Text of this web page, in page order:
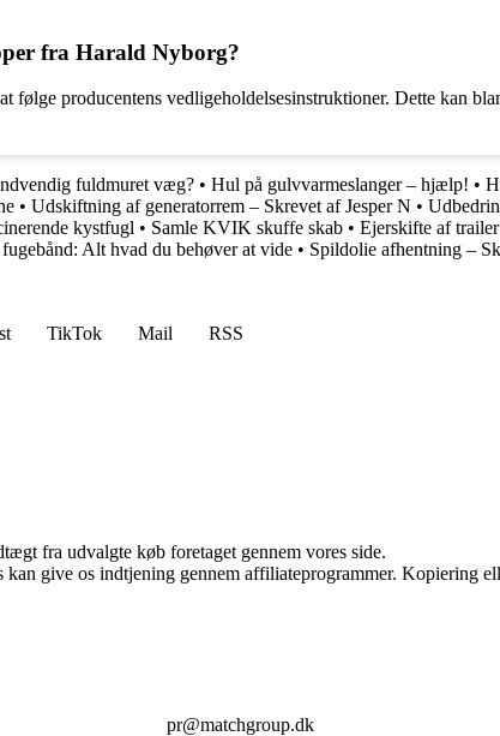
fra Harald Nyborg?
producentens vedligeholdelsesinstruktioner. Dette kan
fuldmuret væg? • Hul på gulvvarmeslanger – hjælp! •
• Udskiftning af generatorrem – Skrevet af Jesper N •
kystfugl • Samle KVIK skuffe skab • Ejerskifte af trailer
Alt hvad du behøver at vide • Spildolie afhentning –
TikTok Mail
RSS
fra udvalgte køb foretaget gennem vores side.
give os indtjening gennem affiliateprogrammer. Kopiering
pr@matchgroup.dk